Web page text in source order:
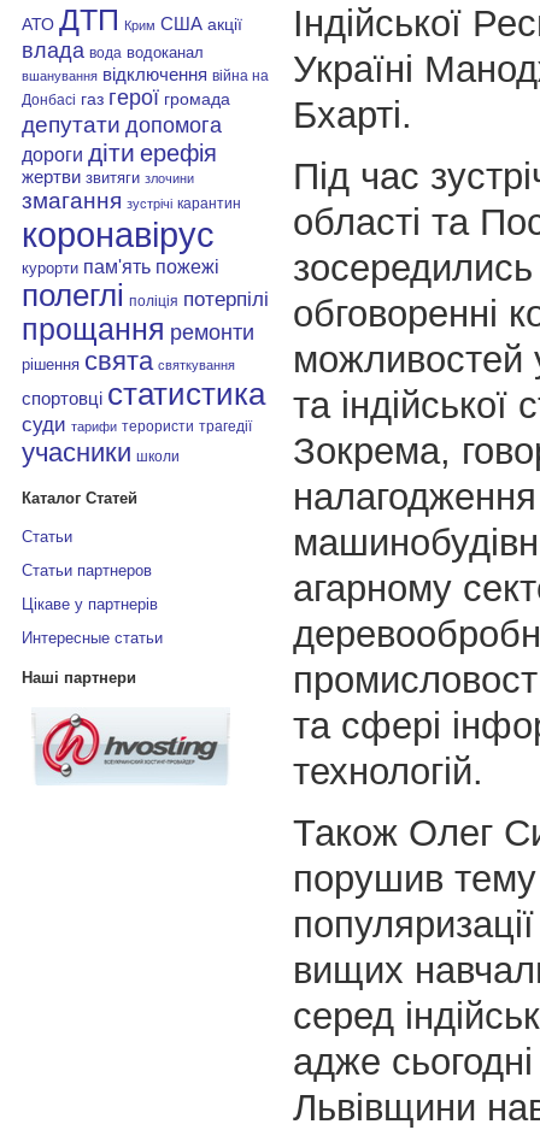
АТО ДТП Крим США акції
влада вода водоканал
вшанування відключення війна на
Донбасі газ герої громада
депутати допомога
дороги діти ерефія
жертви звитяги злочини
змагання зустрічі карантин
коронавірус
курорти пам'ять пожежі
полеглі поліція потерпілі
прощання ремонти
рішення свята святкування
спортовці статистика
суди тарифи терористи трагедії
учасники школи
Каталог Статей
Статьи
Статьи партнеров
Цікаве у партнерів
Интересные статьи
Наші партнери
Індійської
Україні
Бхарті.
Під час
області та
обговоренні
можливостей
та індійської
Зокрема,
налагодження
агарному
та сфері
технологій.
Також Олег
порушив тему
вищих
серед
адже
Львівщини